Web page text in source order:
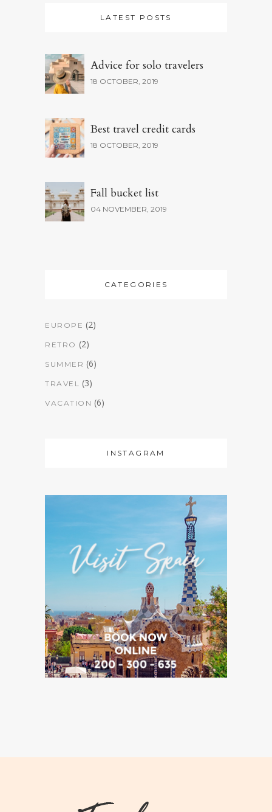
LATEST POSTS
Advice for solo travelers
18 OCTOBER, 2019
Best travel credit cards
18 OCTOBER, 2019
Fall bucket list
04 NOVEMBER, 2019
CATEGORIES
EUROPE (2)
RETRO (2)
SUMMER (6)
TRAVEL (3)
VACATION (6)
INSTAGRAM